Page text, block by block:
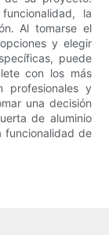
la
Al tomarse el
y elegir
puede
con los más
profesionales y
una decisión
de aluminio
funcionalidad de